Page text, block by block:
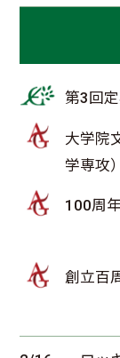
第3回
大学院
学専攻
100周
創立百